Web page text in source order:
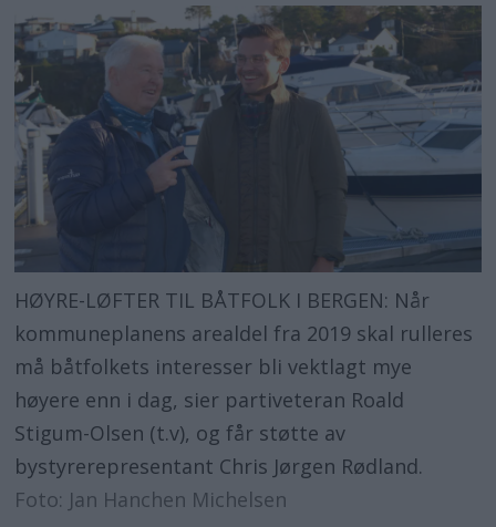
Arkiv
Video
HØYRE-LØFTER TIL BÅTFOLK I BERGEN: Når
kommuneplanens arealdel fra 2019 skal rulleres
må båtfolkets interesser bli vektlagt mye
høyere enn i dag, sier partiveteran Roald
Stigum-Olsen (t.v), og får støtte av
bystyrerepresentant Chris Jørgen Rødland.
Foto: Jan Hanchen Michelsen